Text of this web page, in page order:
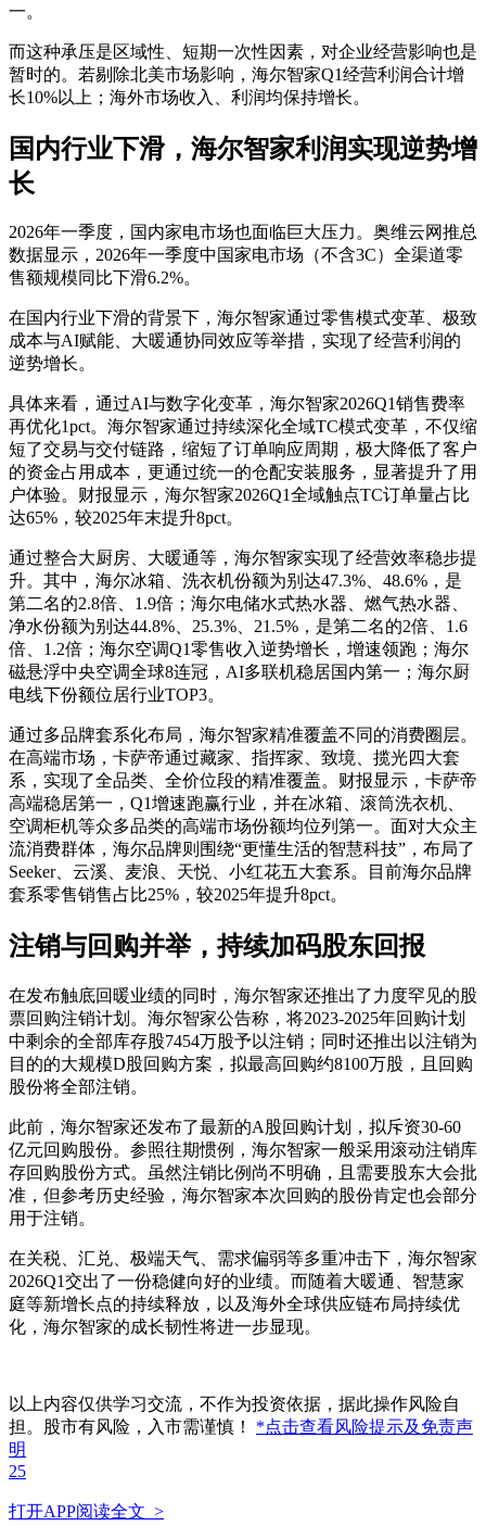
一。
而这种承压是区域性、短期一次性因素，对企业经营影响也是
暂时的。若剔除北美市场影响，海尔智家Q1经营利润合计增
长10%以上；海外市场收入、利润均保持增长。
国内行业下滑，海尔智家利润实现逆势增
长
2026年一季度，国内家电市场也面临巨大压力。奥维云网推总
数据显示，2026年一季度中国家电市场（不含3C）全渠道零
售额规模同比下滑6.2%。
在国内行业下滑的背景下，海尔智家通过零售模式变革、极致
成本与AI赋能、大暖通协同效应等举措，实现了经营利润的
逆势增长。
具体来看，通过AI与数字化变革，海尔智家2026Q1销售费率
再优化1pct。海尔智家通过持续深化全域TC模式变革，不仅缩
短了交易与交付链路，缩短了订单响应周期，极大降低了客户
的资金占用成本，更通过统一的仓配安装服务，显著提升了用
户体验。财报显示，海尔智家2026Q1全域触点TC订单量占比
达65%，较2025年末提升8pct。
通过整合大厨房、大暖通等，海尔智家实现了经营效率稳步提
升。其中，海尔冰箱、洗衣机份额为别达47.3%、48.6%，是
第二名的2.8倍、1.9倍；海尔电储水式热水器、燃气热水器、
净水份额为别达44.8%、25.3%、21.5%，是第二名的2倍、1.6
倍、1.2倍；海尔空调Q1零售收入逆势增长，增速领跑；海尔
磁悬浮中央空调全球8连冠，AI多联机稳居国内第一；海尔厨
电线下份额位居行业TOP3。
通过多品牌套系化布局，海尔智家精准覆盖不同的消费圈层。
在高端市场，卡萨帝通过藏家、指挥家、致境、揽光四大套
系，实现了全品类、全价位段的精准覆盖。财报显示，卡萨帝
高端稳居第一，Q1增速跑赢行业，并在冰箱、滚筒洗衣机、
空调柜机等众多品类的高端市场份额均位列第一。面对大众主
流消费群体，海尔品牌则围绕“更懂生活的智慧科技”，布局了
Seeker、云溪、麦浪、天悦、小红花五大套系。目前海尔品牌
套系零售销售占比25%，较2025年提升8pct。
注销与回购并举，持续加码股东回报
在发布触底回暖业绩的同时，海尔智家还推出了力度罕见的股
票回购注销计划。海尔智家公告称，将2023-2025年回购计划
中剩余的全部库存股7454万股予以注销；同时还推出以注销为
目的的大规模D股回购方案，拟最高回购约8100万股，且回购
股份将全部注销。
此前，海尔智家还发布了最新的A股回购计划，拟斥资30-60
亿元回购股份。参照往期惯例，海尔智家一般采用滚动注销库
存回购股份方式。虽然注销比例尚不明确，且需要股东大会批
准，但参考历史经验，海尔智家本次回购的股份肯定也会部分
用于注销。
在关税、汇兑、极端天气、需求偏弱等多重冲击下，海尔智家
2026Q1交出了一份稳健向好的业绩。而随着大暖通、智慧家
庭等新增长点的持续释放，以及海外全球供应链布局持续优
化，海尔智家的成长韧性将进一步显现。
以上内容仅供学习交流，不作为投资依据，据此操作风险自
担。股市有风险，入市需谨慎！ *点击查看风险提示及免责声
明
25
打开APP阅读全文 >